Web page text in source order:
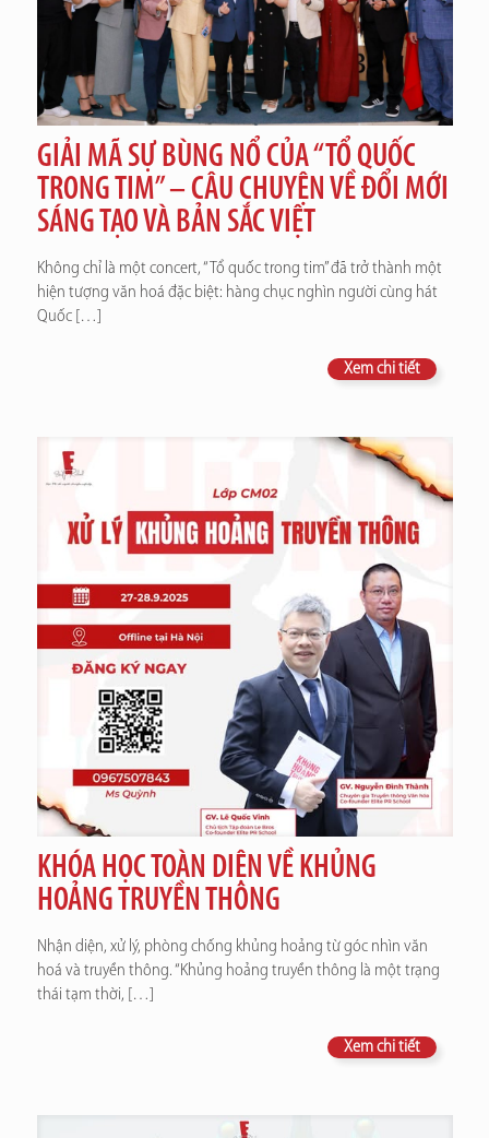
GIẢI MÃ SỰ BÙNG NỔ CỦA “TỔ QUỐC
TRONG TIM” – CÂU CHUYỆN VỀ ĐỔI MỚI
SÁNG TẠO VÀ BẢN SẮC VIỆT
Không chỉ là một concert, “Tổ quốc trong tim” đã trở thành một
hiện tượng văn hoá đặc biệt: hàng chục nghìn người cùng hát
Quốc[…]
Xem chi tiết
KHÓA HỌC TOÀN DIỆN VỀ KHỦNG
HOẢNG TRUYỀN THÔNG
Nhận diện, xử lý, phòng chống khủng hoảng từ góc nhìn văn
hoá và truyền thông. “Khủng hoảng truyền thông là một trạng
thái tạm thời, […]
Xem chi tiết